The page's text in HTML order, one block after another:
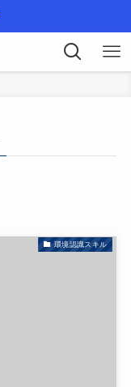
環境認識スキル